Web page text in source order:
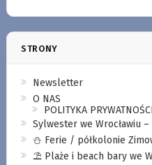
STRONY
Newsletter
O NAS
POLITYKA PRYWATNOŚCI
Sylwester we Wrocławiu
⛄️ Ferie / półkolonie
⛱️ Plaże i beach bary we